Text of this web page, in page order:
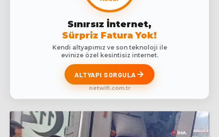
Sınırsız İnternet,
Sürpriz Fatura Yok!
Kendi altyapımız ve son teknoloji ile
evinize özel kesintisiz internet.
ALTYAPI SORGULA
netwifi.com.tr